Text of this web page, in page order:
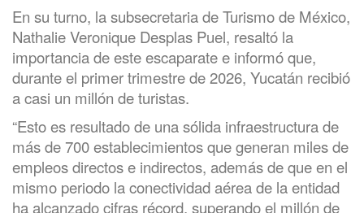
En su turno, la subsecretaria de Turismo de México,
Nathalie Veronique Desplas Puel, resaltó la
importancia de este escaparate e informó que,
durante el primer trimestre de 2026, Yucatán recibió
a casi un millón de turistas.
“Esto es resultado de una sólida infraestructura de
más de 700 establecimientos que generan miles de
empleos directos e indirectos, además de que en el
mismo periodo la conectividad aérea de la entidad
ha alcanzado cifras récord, superando el millón de